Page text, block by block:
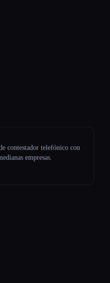
contestador telefónico con
empresas.